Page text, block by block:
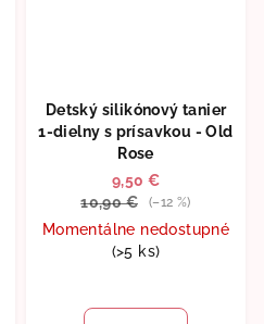
Detský silikónový tanier
1-dielny s prísavkou - Old
Rose
9,50 €
10,90 €
(–12 %)
Momentálne nedostupné
(>5 ks)